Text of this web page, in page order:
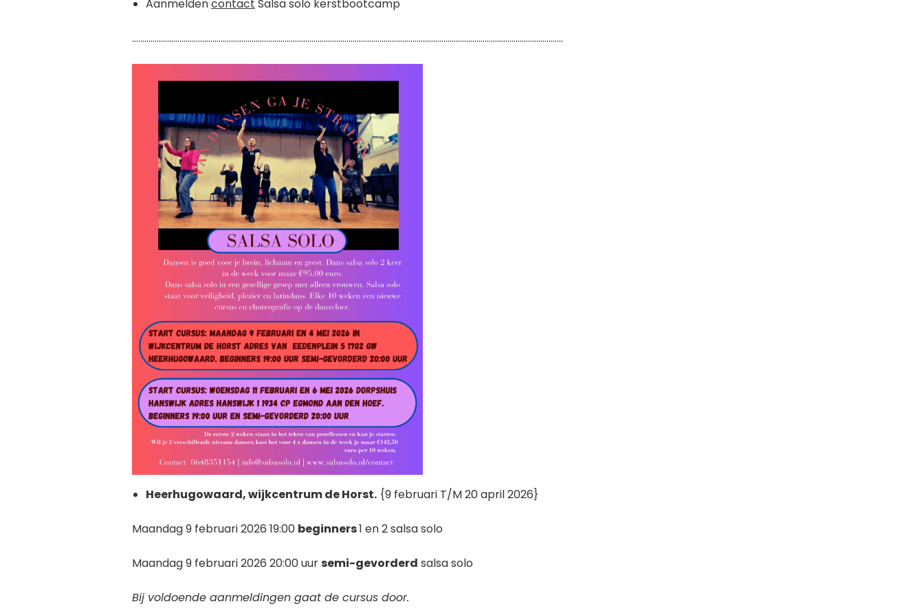
Aanmeldencontact Salsa solo kerstbootcamp
………………………………………………………………………………………………………………………………………………………………………………………..
Heerhugowaard, wijkcentrum de Horst. {9 februari T/M 20 april 2026}
Maandag 9 februari 2026 19:00 beginners1 en 2 salsa solo
Maandag 9 februari 2026 20:00 uursemi-gevorderd salsa solo
Bij voldoende aanmeldingen gaat de cursus door.